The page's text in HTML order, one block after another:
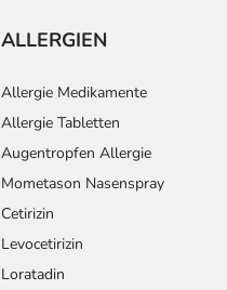
ALLERGIEN
Allergie Medikamente
Allergie Tabletten
Augentropfen Allergie
Mometason Nasenspray
Cetirizin
Levocetirizin
Loratadin